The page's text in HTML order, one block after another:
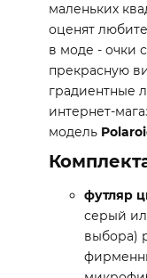
маленьких
оценят
в моде - очки
прекрасную
градиентные
интернет-
модель
футляр
серый
выбора)